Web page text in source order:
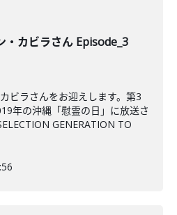
・カビラさん Episode_3
ビラさんをお迎えします。第3
年の沖縄「慰霊の日」に放送さ
GENERATION TO